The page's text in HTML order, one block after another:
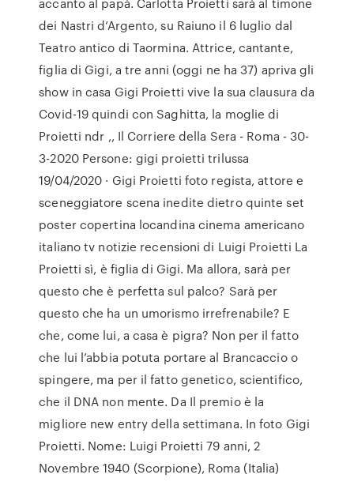
dei Nastri d’Argento, su Raiuno il 6 luglio dal
Teatro antico di Taormina. Attrice, cantante,
figlia di Gigi, a tre anni (oggi ne ha 37) apriva gli
show in casa Gigi Proietti vive la sua clausura da
Covid-19 quindi con Saghitta, la moglie di
Proietti ndr ,, Il Corriere della Sera - Roma - 30-
3-2020 Persone: gigi proietti trilussa
19/04/2020 · Gigi Proietti foto regista, attore e
sceneggiatore scena inedite dietro quinte set
poster copertina locandina cinema americano
italiano tv notizie recensioni di Luigi Proietti La
Proietti sì, è figlia di Gigi. Ma allora, sarà per
questo che è perfetta sul palco? Sarà per
questo che ha un umorismo irrefrenabile? E
che, come lui, a casa è pigra? Non per il fatto
che lui l’abbia potuta portare al Brancaccio o
spingere, ma per il fatto genetico, scientifico,
che il DNA non mente. Da Il premio è la
migliore new entry della settimana. In foto Gigi
Proietti. Nome: Luigi Proietti 79 anni, 2
Novembre 1940 (Scorpione), Roma (Italia)